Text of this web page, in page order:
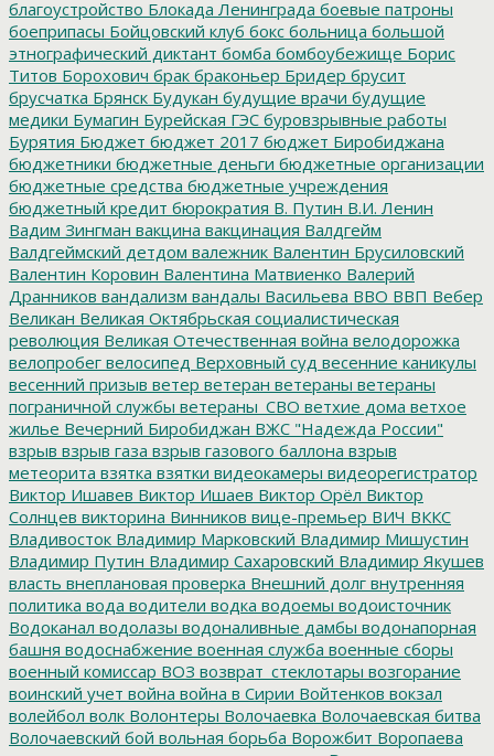
благоустройство Блокада Ленинграда боевые патроны
боеприпасы Бойцовский клуб бокс больница большой
этнографический диктант бомба бомбоубежище Борис
Титов Борохович брак браконьер Бридер брусит
брусчатка Брянск Будукан будущие врачи будущие
медики Бумагин Бурейская ГЭС буровзрывные работы
Бурятия Бюджет бюджет 2017 бюджет Биробиджана
бюджетники бюджетные деньги бюджетные организации
бюджетные средства бюджетные учреждения
бюджетный кредит бюрократия В. Путин В.И. Ленин
Вадим Зингман вакцина вакцинация Валдгейм
Валдгеймский детдом валежник Валентин Брусиловский
Валентин Коровин Валентина Матвиенко Валерий
Дранников вандализм вандалы Васильева ВВО ВВП Вебер
Великан Великая Октябрьская социалистическая
революция Великая Отечественная война велодорожка
велопробег велосипед Верховный суд весенние каникулы
весенний призыв ветер ветеран ветераны ветераны
пограничной службы ветераны_СВО ветхие дома ветхое
жилье Вечерний Биробиджан ВЖС "Надежда России"
взрыв взрыв газа взрыв газового баллона взрыв
метеорита взятка взятки видеокамеры видеорегистратор
Виктор Ишавев Виктор Ишаев Виктор Орёл Виктор
Солнцев викторина Винников вице-премьер ВИЧ ВККС
Владивосток Владимир Марковский Владимир Мишустин
Владимир Путин Владимир Сахаровский Владимир Якушев
власть внеплановая проверка Внешний долг внутренняя
политика вода водители водка водоемы водоисточник
Водоканал водолазы водоналивные дамбы водонапорная
башня водоснабжение военная служба военные сборы
военный комиссар ВОЗ возврат_стеклотары возгорание
воинский учет война война в Сирии Войтенков вокзал
волейбол волк Волонтеры Волочаевка Волочаевская битва
Волочаевский бой вольная борьба Ворожбит Воропаева